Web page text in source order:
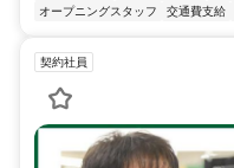
オープニングスタッフ
交通費支給
契約社員